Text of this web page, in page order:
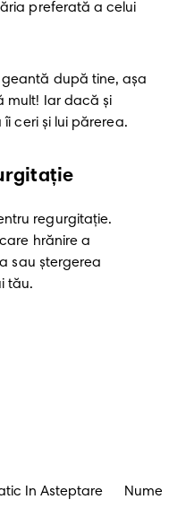
preferată a celui
după tine, aşa
mult! Iar dacă şi
ceri şi lui părerea.
regurgitaţie.
hrănire a
sau ştergerea
tău.
In Asteptare Nume